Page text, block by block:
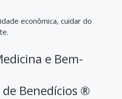
econômica, cuidar do
e Bem-
de Benedícios ®